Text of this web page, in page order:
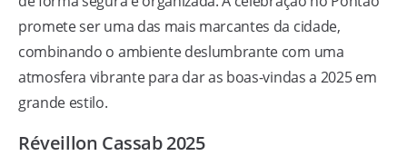
promete ser uma das mais marcantes da cidade,
combinando o ambiente deslumbrante com uma
atmosfera vibrante para dar as boas-vindas a 2025 em
grande estilo.
Réveillon Cassab 2025